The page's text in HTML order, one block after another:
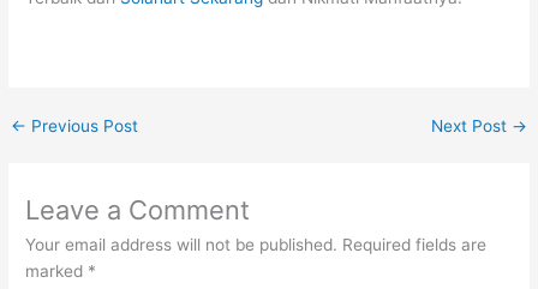
← Previous Post Next Post →
Leave a Comment
Your email address will not be published. Required fields are
marked *